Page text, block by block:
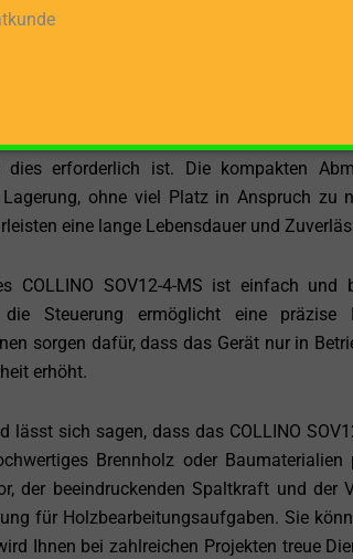
was die Anpassung an
geeignet, um Holzscheite für Ihren
von 190 kg ist der COLLINO SOV12-4-MS
dies erforderlich ist. Die kompakten
ohne viel Platz in Anspruch zu
eine lange Lebensdauer und
COLLINO SOV12-4-MS ist einfach und
Steuerung ermöglicht eine präzise
sorgen dafür, dass das Gerät nur in
erhöht.
lässt sich sagen, dass das COLLINO
Brennholz oder
der beeindruckenden Spaltkraft und
für Holzbearbeitungsaufgaben. Sie
Ihnen bei zahlreichen Projekten treue